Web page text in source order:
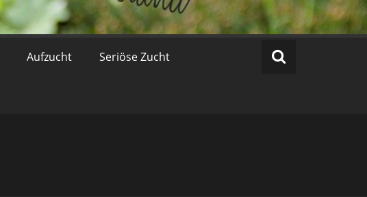
Aufzucht Seriöse Zucht